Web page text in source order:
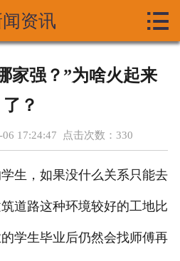
新闻资讯
技术支持
资质荣誉
成功案列
资讯 
家强？”为啥火起来
了？
17:24:47 点击次数： 330
生，如果没什么关系只能去
道路这种环境较好的工地比
学生毕业后仍然会找师傅再